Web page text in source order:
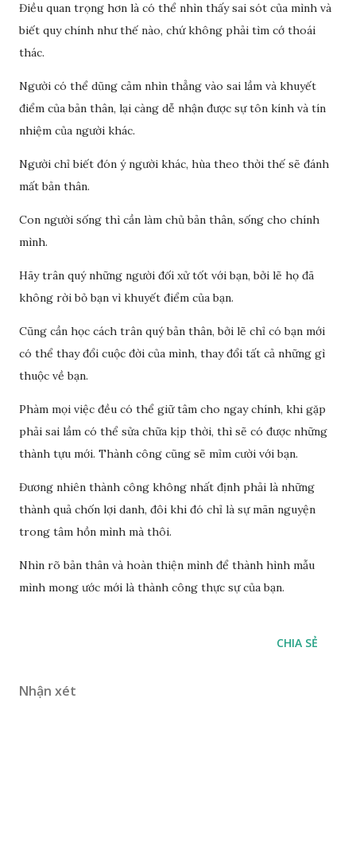
Điều quan trọng hơn là có thể nhìn thấy sai sót của mình và
biết quy chính như thế nào, chứ không phải tìm cớ thoái
thác.
Người có thể dũng cảm nhìn thẳng vào sai lầm và khuyết
điểm của bản thân, lại càng dễ nhận được sự tôn kính và tín
nhiệm của người khác.
Người chỉ biết đón ý người khác, hùa theo thời thế sẽ đánh
mất bản thân.
Con người sống thì cần làm chủ bản thân, sống cho chính
mình.
Hãy trân quý những người đối xử tốt với bạn, bởi lẽ họ đã
không rời bỏ bạn vì khuyết điểm của bạn.
Cũng cần học cách trân quý bản thân, bởi lẽ chỉ có bạn mới
có thể thay đổi cuộc đời của mình, thay đổi tất cả những gì
thuộc về bạn.
Phàm mọi việc đều có thể giữ tâm cho ngay chính, khi gặp
phải sai lầm có thể sửa chữa kịp thời, thì sẽ có được những
thành tựu mới. Thành công cũng sẽ mỉm cười với bạn.
Đương nhiên thành công không nhất định phải là những
thành quả chốn lợi danh, đôi khi đó chỉ là sự mãn nguyện
trong tâm hồn mình mà thôi.
Nhìn rõ bản thân và hoàn thiện mình để thành hình mẫu
mình mong ước mới là thành công thực sự của bạn.
CHIA SẺ
Nhận xét